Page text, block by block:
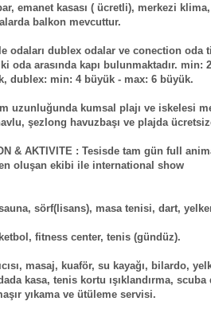
emanet kasası ( ücretli), merkezi
balkon mevcuttur.
odaları dublex odalar ve conection oda
oda arasında kapı bulunmaktadır. min:
dublex: min: 4 büyük - max: 6 büyük.
uzunluğunda kumsal plajı ve iskelesi
şezlong havuzbaşı ve plajda
& AKTIVITE : Tesisde tam gün full
oluşan ekibi ile international show
sörf(lisans), masa tenisi, dart,
fitness center, tenis (gündüz).
masaj, kuaför, su kayağı, bilardo,
kasa, tenis kortu ışıklandırma, scuba
yıkama ve ütüleme servisi.